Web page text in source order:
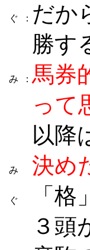
ぐ ： だか
勝す
み ： 馬券
って
以降
み 決め
ぐ
「
３頭